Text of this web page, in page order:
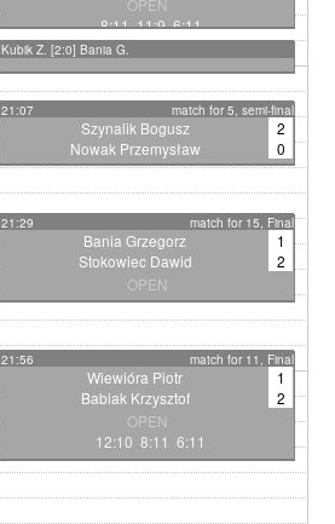
21:56 match for 11, Final
Wiewióra Piotr
1
Babiak Krzysztof
2
OPEN
12:10 8:11 6:11
OPEN
8:11 11:9 6:11
21:29 match for 15, Final
Bania Grzegorz
1
Stokowiec Dawid
2
OPEN
10:12 11:9 6:11
21:07 match for 5, semi-final
Szynalik Bogusz
2
Nowak Przemysław
0
OPEN
11:8 11:9
Kubik Z. [2:0] Bania G.